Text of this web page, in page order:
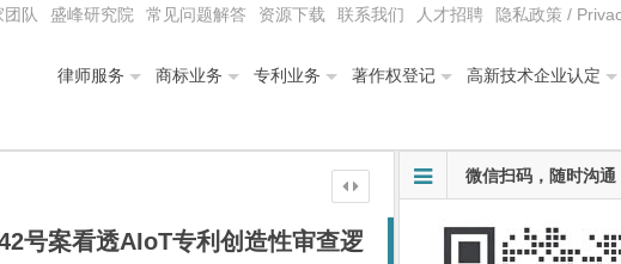
团队 盛峰研究院 常见问题解答 资源下载 联系我们 人才招聘 隐私政策 /
律师服务 商标业务 专利业务 著作权登记 高新技术企业认定
号案看透AIoT专利创造性审查逻
微信扫码，随时沟通